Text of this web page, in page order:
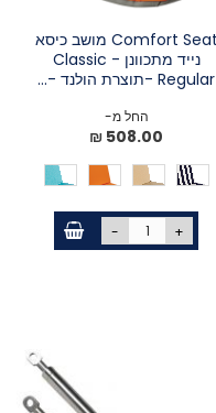
Comfort Seat מושב כיסא
נייד מתכוונן - Classic
Regular -תוצרת הולנד -...
החל מ-
508.00 ₪
- +